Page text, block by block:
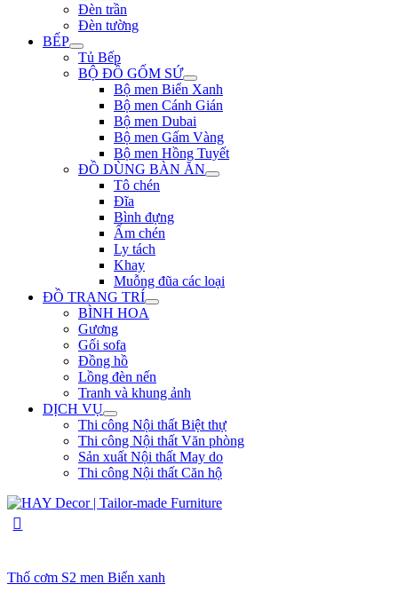
Đèn trần
Đèn tường
BẾP
Tủ Bếp
BỘ ĐỒ GỐM SỨ
Bộ men Biển Xanh
Bộ men Cánh Gián
Bộ men Dubai
Bộ men Gấm Vàng
Bộ men Hồng Tuyết
ĐỒ DÙNG BÀN ĂN
Tô chén
Đĩa
Bình đựng
Ấm chén
Ly tách
Khay
Muỗng đũa các loại
ĐỒ TRANG TRÍ
BÌNH HOA
Gương
Gối sofa
Đồng hồ
Lồng đèn nến
Tranh và khung ảnh
DỊCH VỤ
Thi công Nội thất Biệt thự
Thi công Nội thất Văn phòng
Sản xuất Nội thất May do
Thi công Nội thất Căn hộ
Thố cơm S2 men Biển xanh